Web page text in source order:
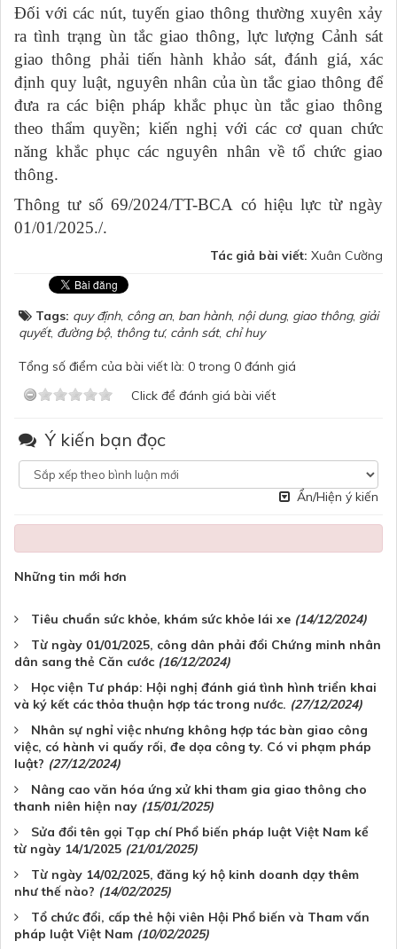
Đối với các nút, tuyến giao thông thường xuyên xảy
ra tình trạng ùn tắc giao thông, lực lượng Cảnh sát
giao thông phải tiến hành khảo sát, đánh giá, xác
định quy luật, nguyên nhân của ùn tắc giao thông để
đưa ra các biện pháp khắc phục ùn tắc giao thông
theo thẩm quyền; kiến nghị với các cơ quan chức
năng khắc phục các nguyên nhân về tổ chức giao
thông.
Thông tư số 69/2024/TT-BCA có hiệu lực từ ngày
01/01/2025./.
Tác giả bài viết: Xuân Cường
Tags: quy định, công an, ban hành, nội dung, giao thông, giải
quyết, đường bộ, thông tư, cảnh sát, chỉ huy
Tổng số điểm của bài viết là: 0 trong 0 đánh giá
Click để đánh giá bài viết
Ý kiến bạn đọc
Ẩn/Hiện ý kiến
Những tin mới hơn
Tiêu chuẩn sức khỏe, khám sức khỏe lái xe (14/12/2024)
Từ ngày 01/01/2025, công dân phải đổi Chứng minh nhân
dân sang thẻ Căn cước (16/12/2024)
Học viện Tư pháp: Hội nghị đánh giá tình hình triển khai
và ký kết các thỏa thuận hợp tác trong nước. (27/12/2024)
Nhân sự nghỉ việc nhưng không hợp tác bàn giao công
việc, có hành vi quấy rối, đe dọa công ty. Có vi phạm pháp
luật? (27/12/2024)
Nâng cao văn hóa ứng xử khi tham gia giao thông cho
thanh niên hiện nay (15/01/2025)
Sửa đổi tên gọi Tạp chí Phổ biến pháp luật Việt Nam kể
từ ngày 14/1/2025 (21/01/2025)
Từ ngày 14/02/2025, đăng ký hộ kinh doanh dạy thêm
như thế nào? (14/02/2025)
Tổ chức đổi, cấp thẻ hội viên Hội Phổ biến và Tham vấn
pháp luật Việt Nam (10/02/2025)